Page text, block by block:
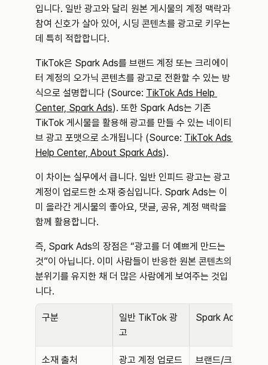
입니다. 일반 광고와 달리 원본 게시물의 계정 맥락과
참여 신호가 살아 있어, 시딩 콘텐츠를 광고로 키우는
데 특히 적합합니다.
TikTok은 Spark Ads를 브랜드 계정 또는 크리에이
터 계정의 오가닉 콘텐츠를 광고로 전환할 수 있는 방
식으로 설명합니다 (Source: TikTok Ads Help
Center, Spark Ads). 또한 Spark Ads는 기존
TikTok 게시물을 활용해 광고를 만들 수 있는 네이티
브 광고 포맷으로 소개됩니다 (Source: TikTok Ads
Help Center, About Spark Ads).
이 차이는 실무에서 큽니다. 일반 인피드 광고는 광고
계정이 업로드한 소재 중심입니다. Spark Ads는 이
미 올라간 게시물의 좋아요, 댓글, 공유, 계정 맥락을
함께 활용합니다.
즉, Spark Ads의 장점은 “광고를 더 예쁘게 만드는
것”이 아닙니다. 이미 사람들이 반응한 원본 콘텐츠의
분위기를 유지한 채 더 많은 사람에게 보여주는 것입
니다.
구분
일반 TikTok 광
고
Spark Ads
소재 출처 광고 계정 업로드 브랜드/크리에이